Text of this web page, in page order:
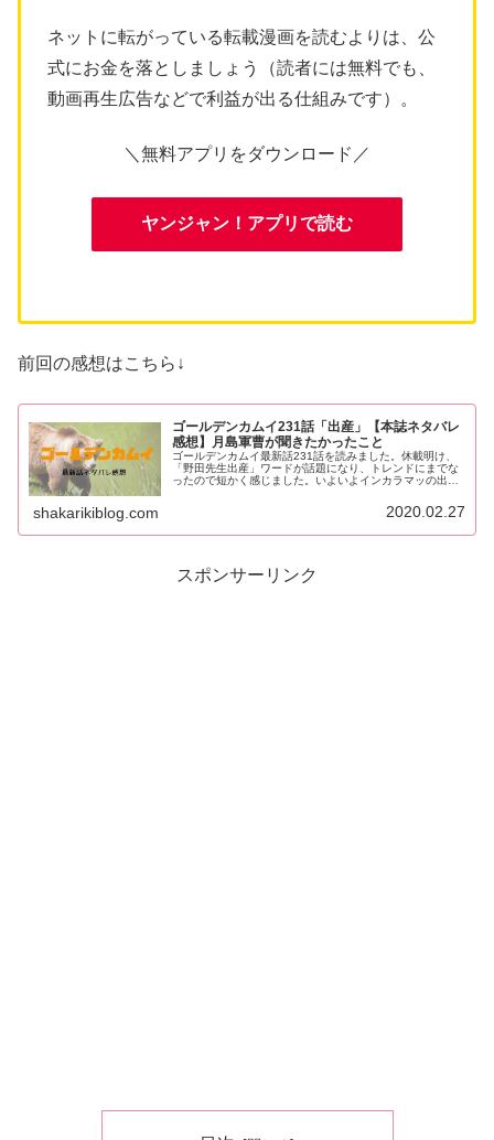
ネットに転がっている転載漫画を読むよりは、公
式にお金を落としましょう（読者には無料でも、
動画再生広告などで利益が出る仕組みです）。
＼無料アプリをダウンロード／
ヤンジャン！アプリで読む
前回の感想はこちら↓
ゴールデンカムイ231話「出産」【本誌ネタバレ
感想】月島軍曹が聞きたかったこと
ゴールデンカムイ最新話231話を読みました。休載明け、
「野田先生出産」ワードが話題になり、トレンドにまでな
ったので短かく感じました。いよいよインカラマッの出産
shakarikiblog.com 2020.02.27
スポンサーリンク